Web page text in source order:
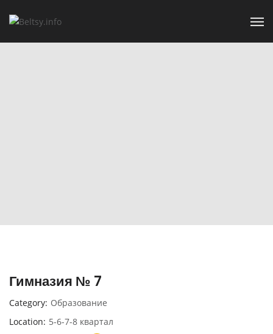
Гимназия № 7
Category Образование
Location 5-6-7-8 квартал